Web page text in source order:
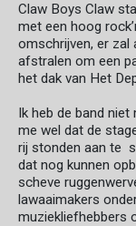
Claw Boys Claw
met een hoog
omschrijven, er zal
afstralen om een
het dak van Het
Ik heb de band
me wel dat de
rij stonden aan te
dat nog kunnen
scheve
lawaaimakers
muziekliefhebbers